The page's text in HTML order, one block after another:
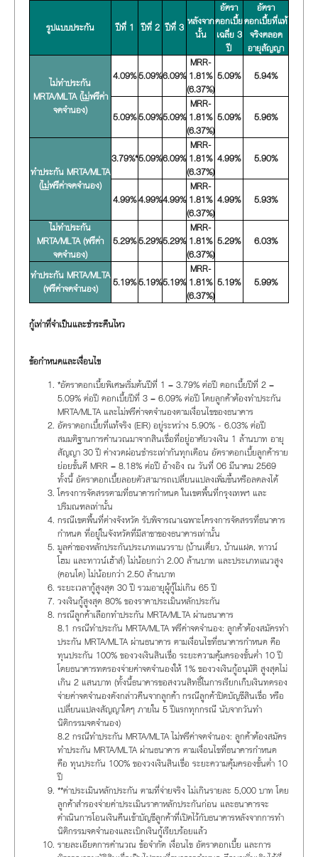
รูปแบบประกัน ปีที่ 1 ปีที่ 2 ปีที่ 3 หลังจาก
นั้น
อัตรา
ดอกเบี้ย
เฉลี่ย 3
ปี
อัตรา
ดอกเบี้ยที่แท้
จริงตลอด
อายุสัญญา
ไม่ทำประกัน
MRTA/MLTA (ไม่ฟรีค่า
จดจำนอง)
4.09%5.09%6.09%
MRR-
1.81%
(6.37%)
5.09% 5.94%
5.09%5.09%5.09%
MRR-
1.81%
(6.37%)
5.09% 5.96%
ทำประกัน MRTA/MLTA
(ไม่ฟรีค่าจดจำนอง)
3.79%*5.09%6.09%
MRR-
1.81%
(6.37%)
4.99% 5.90%
4.99%4.99%4.99%
MRR-
1.81%
(6.37%)
4.99% 5.93%
ไม่ทำประกัน
MRTA/MLTA (ฟรีค่า
จดจำนอง)
5.29%5.29%5.29%
MRR-
1.81%
(6.37%)
5.29% 6.03%
ทำประกัน MRTA/MLTA
(ฟรีค่าจดจำนอง)
5.19%5.19%5.19%
MRR-
1.81%
(6.37%)
5.19% 5.99%
กู้เท่าที่จำเป็นและชำระคืนไหว
ข้อกำหนดและเงื่อนไข
*อัตราดอกเบี้ยพิเศษเริ่มต้นปีที่ 1 = 3.79% ต่อปี ดอกเบี้ยปีที่ 2 =
5.09% ต่อปี ดอกเบี้ยปีที่ 3 = 6.09% ต่อปี โดยลูกค้าต้องทำประกัน
MRTA/MLTA และไม่ฟรีค่าจดจำนองตามเงื่อนไขของธนาคาร
อัตราดอกเบี้ยที่แท้จริง (EIR) อยู่ระหว่าง 5.90% - 6.03% ต่อปี
สมมติฐานการคำนวณมาจากสินเชื่อที่อยู่อาศัยวงเงิน 1 ล้านบาท อายุ
สัญญา 30 ปี ค่างวดผ่อนชำระเท่ากันทุกเดือน อัตราดอกเบี้ยลูกค้าราย
ย่อยชั้นดี MRR = 8.18% ต่อปี อ้างอิง ณ วันที่ 06 มีนาคม 2569
ทั้งนี้ อัตราดอกเบี้ยลอยตัวสามารถเปลี่ยนแปลงเพิ่มขึ้นหรือลดลงได้
โครงการจัดสรรตามที่ธนาคารกำหนด ในเขตพื้นที่กรุงเทพฯ และ
ปริมณฑลเท่านั้น
กรณีเขตพื้นที่ต่างจังหวัด รับพิจารณาเฉพาะโครงการจัดสรรที่ธนาคาร
กำหนด ที่อยู่ในจังหวัดที่มีสาขาของธนาคารเท่านั้น
มูลค่าของหลักประกันประเภทแนวราบ (บ้านเดี่ยว, บ้านแฝด, ทาวน์
โฮม และทาวน์เฮ้าส์) ไม่น้อยกว่า 2.00 ล้านบาท และประเภทแนวสูง
(คอนโด) ไม่น้อยกว่า 2.50 ล้านบาท
ระยะเวลากู้สูงสุด 30 ปี รวมอายุผู้กู้ไม่เกิน 65 ปี
วงเงินกู้สูงสุด 80% ของราคาประเมินหลักประกัน
กรณีลูกค้าเลือกทำประกัน MRTA/MLTA ผ่านธนาคาร
8.1 กรณีทำประกัน MRTA/MLTA ฟรีค่าจดจำนอง: ลูกค้าต้องสมัครทำ
ประกัน MRTA/MLTA ผ่านธนาคาร ตามเงื่อนไขที่ธนาคารกำหนด คือ
ทุนประกัน 100% ของวงเงินสินเชื่อ ระยะความคุ้มครองขั้นต่ำ 10 ปี
โดยธนาคารทดรองจ่ายค่าจดจำนองให้ 1% ของวงเงินกู้อนุมัติ สูงสุดไม่
เกิน 2 แสนบาท (ทั้งนี้ธนาคารขอสงวนสิทธิ์ในการเรียกเก็บเงินทดรอง
จ่ายค่าจดจำนองดังกล่าวคืนจากลูกค้า กรณีลูกค้าปิดบัญชีสินเชื่อ หรือ
เปลี่ยนแปลงสัญญาใดๆ ภายใน 5 ปีแรกทุกกรณี นับจากวันทำ
นิติกรรมจดจำนอง)
8.2 กรณีทำประกัน MRTA/MLTA ไม่ฟรีค่าจดจำนอง: ลูกค้าต้องสมัคร
ทำประกัน MRTA/MLTA ผ่านธนาคาร ตามเงื่อนไขที่ธนาคารกำหนด
คือ ทุนประกัน 100% ของวงเงินสินเชื่อ ระยะความคุ้มครองขั้นต่ำ 10
ปี
**ค่าประเมินหลักประกัน ตามที่จ่ายจริง ไม่เกินรายละ 5,000 บาท โดย
ลูกค้าสำรองจ่ายค่าประเมินราคาหลักประกันก่อน และธนาคารจะ
ดำเนินการโอนเงินคืนเข้าบัญชีลูกค้าที่เปิดไว้กับธนาคารหลังจากการทำ
นิติกรรมจดจำนองและเบิกเงินกู้เรียบร้อยแล้ว
รายละเอียดการคำนวณ ข้อจำกัด เงื่อนไข อัตราดอกเบี้ย และการ